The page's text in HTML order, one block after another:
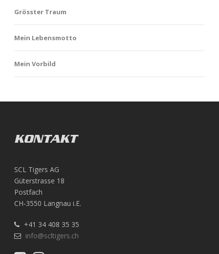
Grösster Traum
Mein Lebensmotto
Mein Vorbild
KONTAKT
SCL Tigers AG
Güterstrasse 18
Postfach
CH-3550 Langnau i.E.
+41 34 408 35 35
info@scltigers.ch